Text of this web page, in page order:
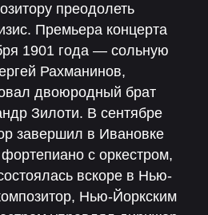
преодолеть
Премьера концерта
1901 года — сольную
Рахманинов,
двоюродный брат
Зилоти. В сентябре
завершил в Ивановке
с оркестром,
вскоре в Нью-
Нью-Йоркским